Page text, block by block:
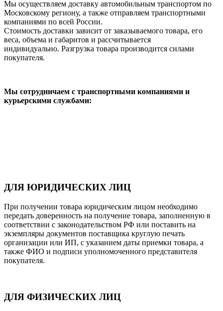
Мы осуществляем доставку автомобильным транспортом по
Московскому региону, а также отправляем транспортными
компаниями по всей России.
Стоимость доставки зависит от заказываемого товара, его
веса, объема и габаритов и рассчитывается
индивидуально. Разгрузка товара производится силами
покупателя.
Мы сотрудничаем с транспортными компаниями и
курьерскими службами:
ДЛЯ ЮРИДИЧЕСКИХ ЛИЦ
При получении товара юридическим лицом необходимо
передать доверенность на получение товара, заполненную в
соответствии с законодательством РФ или поставить на
экземпляры документов поставщика круглую печать
организации или ИП, с указанием даты приемки товара, а
также ФИО и подписи уполномоченного представителя
покупателя.
ДЛЯ ФИЗИЧЕСКИХ ЛИЦ